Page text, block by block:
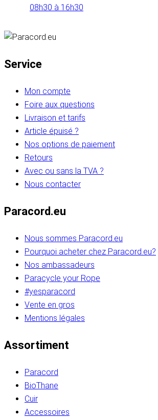
08h30 à 16h30
Service
Mon compte
Foire aux questions
Livraison et tarifs
Article épuisé ?
Nos options de paiement
Retours
Avec ou sans la TVA ?
Nous contacter
Paracord.eu
Nous sommes Paracord.eu
Pourquoi acheter chez Paracord.eu?
Nos ambassadeurs
Paracycle your Rope
#yesparacord
Vente en gros
Mentions légales
Assortiment
Paracord
BioThane
Cuir
Accessoires